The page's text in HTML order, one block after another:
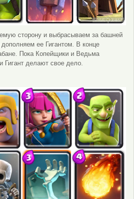
сторону и выбрасываем за башней
ее Гигантом. В конце
Пока Копейщики и Ведьма
Гигант делают свое дело.